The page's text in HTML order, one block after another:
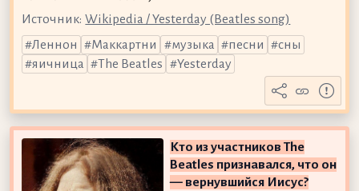
Источник: Wikipedia / Yesterday (Beatles song)
Леннон
Маккартни музыка песни
сны
яичница
The Beatles Yesterday
Кто из участников The
Beatles признавался, что он
— вернувшийся Иисус?